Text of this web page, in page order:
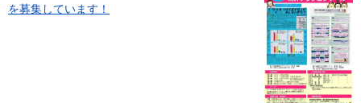
を募集しています！